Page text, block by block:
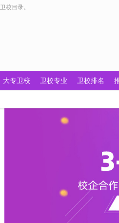
卫校目录。
大专卫校 卫校专业 卫校排名